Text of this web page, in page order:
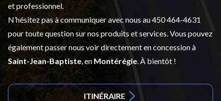
et professionnel.
N’hésitez pas à communiquer avec nous au450 464-4631
pour toute question sur nos produits et services. Vous pouvez
également passer nous voir directement en concession à
Saint-Jean-Baptiste , en Montérégie . À bientôt !
ITINÉRAIRE